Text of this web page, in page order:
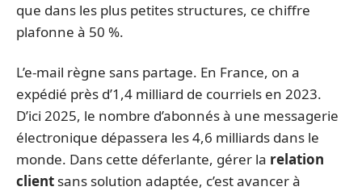
que dans les plus petites structures, ce chiffre
plafonne à 50 %.
L’e-mail règne sans partage. En France, on a
expédié près d’1,4 milliard de courriels en 2023.
D’ici 2025, le nombre d’abonnés à une messagerie
électronique dépassera les 4,6 milliards dans le
monde. Dans cette déferlante, gérer la relation
client sans solution adaptée, c’est avancer à